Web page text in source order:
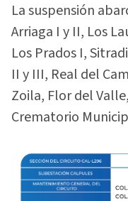
La suspensión
Arriaga I y II, Los
Los Prados I,
II y III, Real del
Zoila, Flor del
Crematorio